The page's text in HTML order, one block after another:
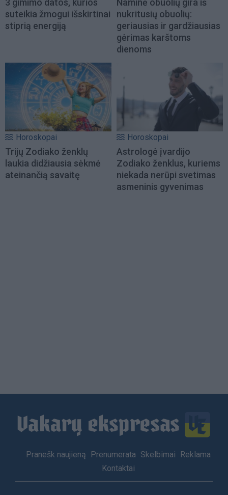
3 gimimo datos, kurios
suteikia žmogui išskirtinai
stiprią energiją
Naminė obuolių gira iš
nukritusių obuolių:
geriausias ir gardžiausias
gėrimas karštoms
dienoms
Horoskopai
Trijų Zodiako ženklų
laukia didžiausia sėkmė
ateinančią savaitę
Horoskopai
Astrologė įvardijo
Zodiako ženklus, kuriems
niekada nerūpi svetimas
asmeninis gyvenimas
Footer
Pranešk naujieną Prenumerata Skelbimai
Reklama
Kontaktai